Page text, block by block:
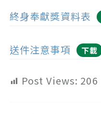
終身奉獻獎資料表
送件注意事項 下載
Post Views: 206